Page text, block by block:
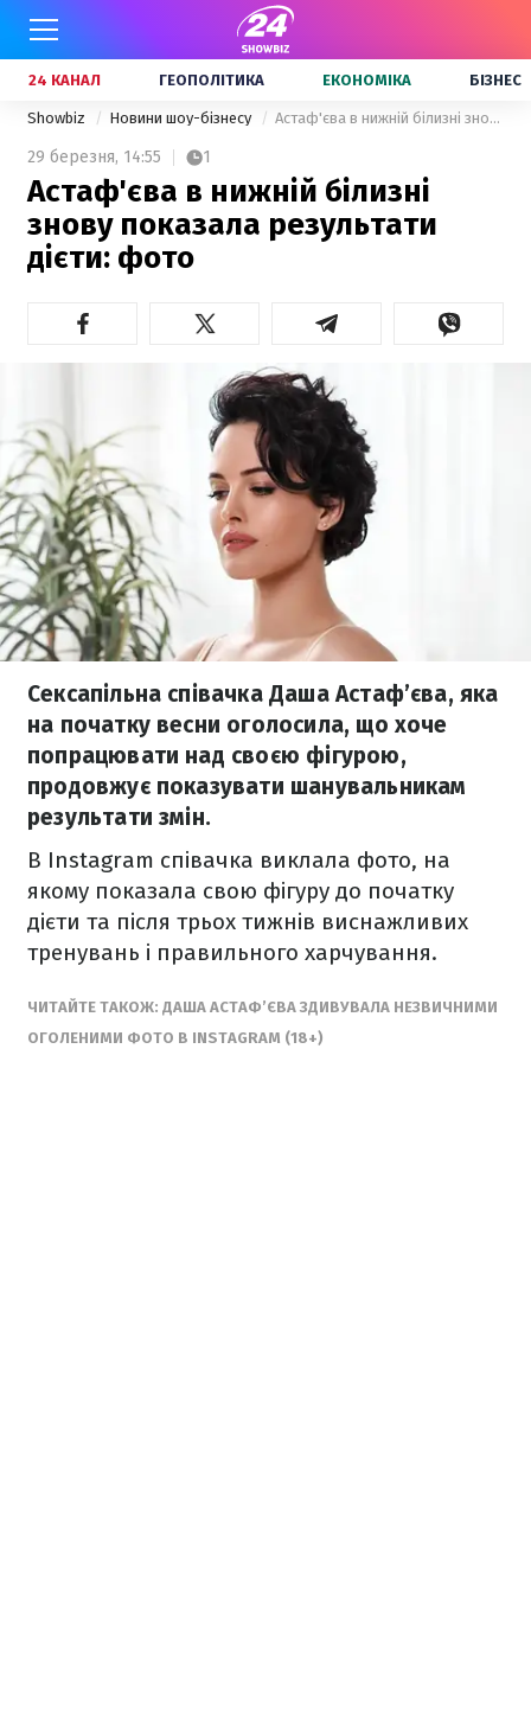
24 КАНАЛ ГЕОПОЛІТИКА ЕКОНОМІКА БІЗНЕС
Showbiz Новини шоу-бізнесу Астаф'єва в нижній білизні знову показала результати дієти: фото
29 березня, 14:55 1
Астаф'єва в нижній білизні
знову показала результати
дієти: фото
Сексапільна співачка Даша Астаф’єва, яка
на початку весни оголосила, що хоче
попрацювати над своєю фігурою,
продовжує показувати шанувальникам
результати змін.
В Instagram співачка виклала фото, на
якому показала свою фігуру до початку
дієти та після трьох тижнів виснажливих
тренувань і правильного харчування.
ЧИТАЙТЕ ТАКОЖ: ДАША АСТАФ’ЄВА ЗДИВУВАЛА НЕЗВИЧНИМИ
ОГОЛЕНИМИ ФОТО В INSTAGRAM (18+)